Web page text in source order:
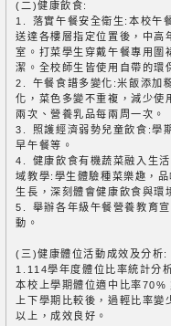
(二)健康飲食:
1. 落實午餐安全衛生:本校午
送達各樓層指定位置後，中高
室。打菜學生穿戴午餐專用圍
潔。全校師生皆使用自帶的環
2. 午餐食譜多變化:米飯添加
化，菜色多變不重複，減少使
兩次、營養乳品每兩周一次。
3. 照護經濟弱勢兒童飲食:學
早午餐等。
4. 健康飲食有機蔬菜融入生
域教學:學生體驗種菜樂趣，
生長，深刻體會健康飲食與環
5. 舉辦各年級午餐營養教育
動。
(三)健康體位活動成效及分析:
1.114學年度體位比率統計分
本校上學期體位適中比率
上下學期比較後，過輕比率
以上，成效良好。